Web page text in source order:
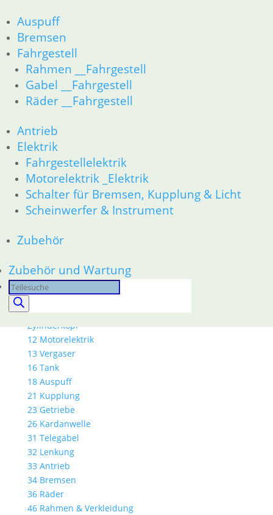
Auspuff
Bremsen
Fahrgestell
Rahmen __Fahrgestell
Gabel __Fahrgestell
Räder __Fahrgestell
Antrieb
Elektrik
Fahrgestellelektrik
Motorelektrik _Elektrik
Schalter für Bremsen, Kupplung & Licht
Scheinwerfer & Instrument
Zubehör
Zubehör und Wartung
Products
search
Kolben/Kolbenringe
12 Motorelektrik
16 Tank
18 Auspuff
13 Vergaser
21 Kupplung
23 Getriebe
31 Telegabel
32 Lenkung
33 Antrieb
34 Bremsen
36 Räder
46 Rahmen & Verkleidung
51 Spiegel & Schlösser
62 Instrumente
R80GS bis R100GS PD 1990
11 Motor
Dichtungen
Kolben/Kolbenringe
Zylinderkopf
12 Motorelektrik
13 Vergaser
16 Tank
18 Auspuff
21 Kupplung
23 Getriebe
26 Kardanwelle
31 Telegabel
32 Lenkung
33 Antrieb
34 Bremsen
36 Räder
46 Rahmen & Verkleidung